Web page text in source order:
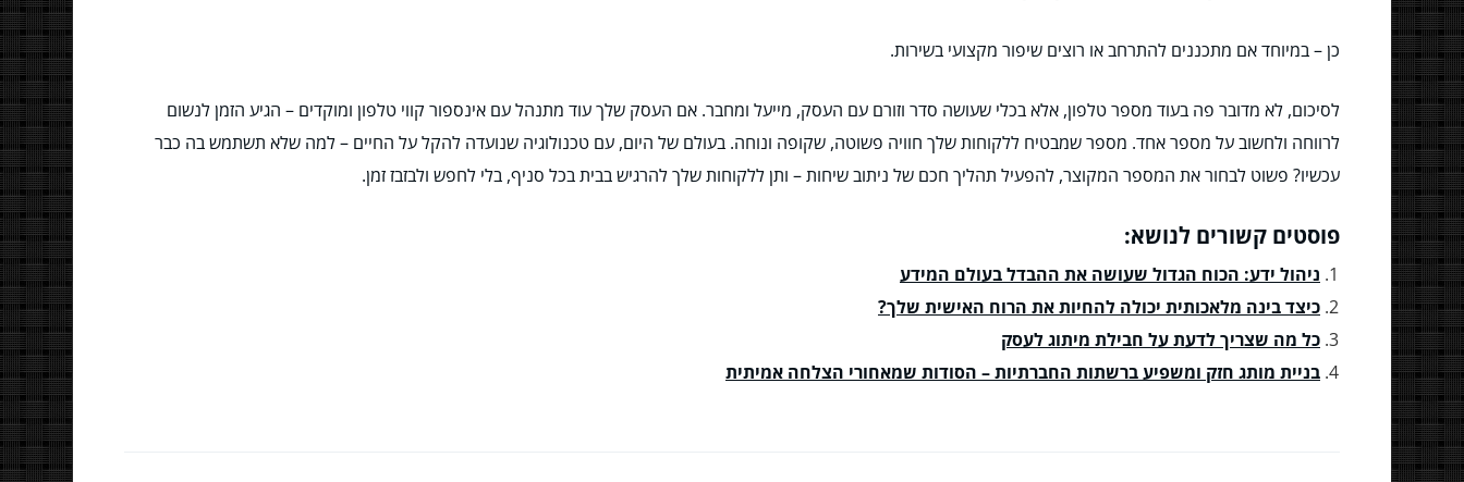
כן – במיוחד אם מתכננים להתרחב או רוצים שיפור מקצועי בשירות.
לסיכום, לא מדובר פה בעוד מספר טלפון, אלא בכלי שעושה סדר וזורם עם העסק, מייעל ומחבר. אם העסק שלך עוד מתנהל עם אינספור קווי טלפון ומוקדים – הגיע הזמן לנשום
לרווחה ולחשוב על מספר אחד. מספר שמבטיח ללקוחות שלך חוויה פשוטה, שקופה ונוחה. בעולם של היום, עם טכנולוגיה שנועדה להקל על החיים – למה שלא תשתמש בה כבר
עכשיו? פשוט לבחור את המספר המקוצר, להפעיל תהליך חכם של ניתוב שיחות – ותן ללקוחות שלך להרגיש בבית בכל סניף, בלי לחפש ולבזבז זמן.
פוסטים קשורים לנושא:
ניהול ידע: הכוח הגדול שעושה את ההבדל בעולם המידע
כיצד בינה מלאכותית יכולה להחיות את הרוח האישית שלך?
כל מה שצריך לדעת על חבילת מיתוג לעסק
בניית מותג חזק ומשפיע ברשתות החברתיות – הסודות שמאחורי הצלחה אמיתית